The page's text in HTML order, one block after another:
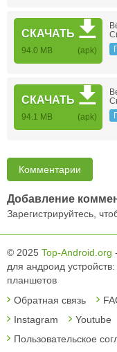
СКАЧАТЬ
94.0 MB (apk)
СКАЧАТЬ
94.1 MB (apk)
Комментарии
Добавление
Зарегистрируйтесь,
© 2025 Top-Android.org
для андроид
планшетов
Обратная связь
Instagram
Youtube
Пользовательское